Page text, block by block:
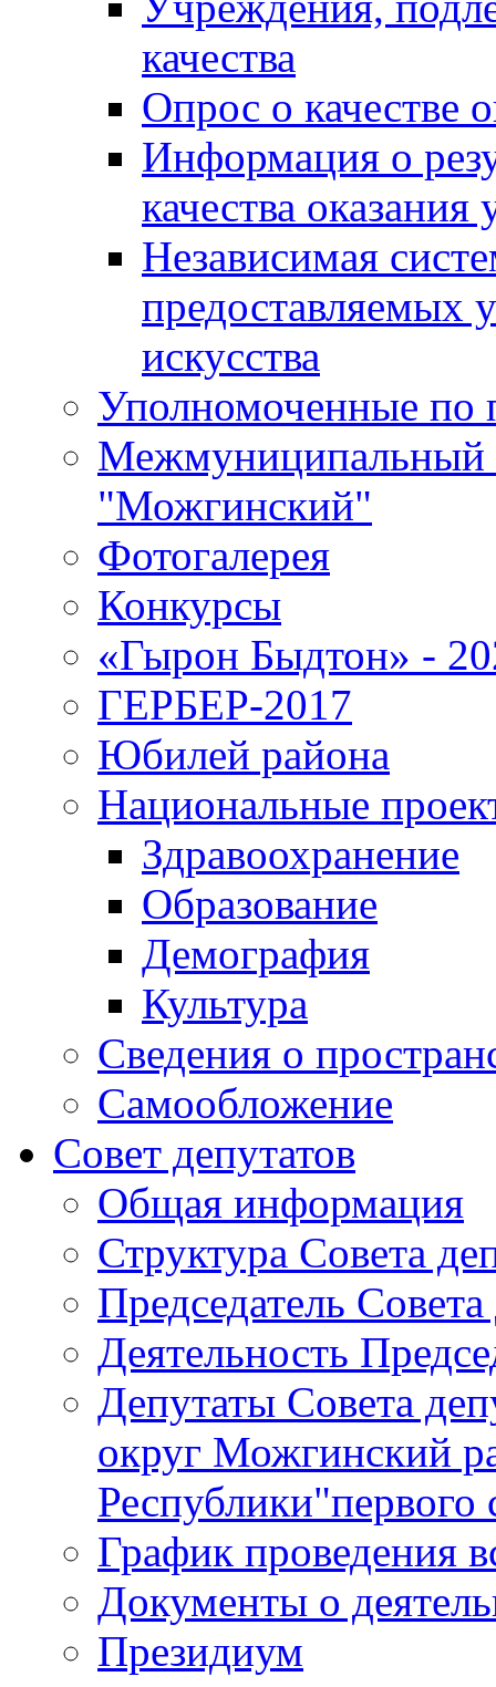
качества
Опрос о качестве
Информация о
качества оказания
Независимая
предоставляемых
искусства
Уполномоченные по
Межмуниципальный
"Можгинский"
Фотогалерея
Конкурсы
«Гырон Быдтон» -
ГЕРБЕР-2017
Юбилей района
Национальные
Здравоохранение
Образование
Демография
Культура
Сведения о
Самообложение
Совет депутатов
Общая информация
Структура Совета
Председатель Совета
Деятельность
Депутаты Совета
округ Можгинский
Республики"первого
График проведения
Документы о
Президиум